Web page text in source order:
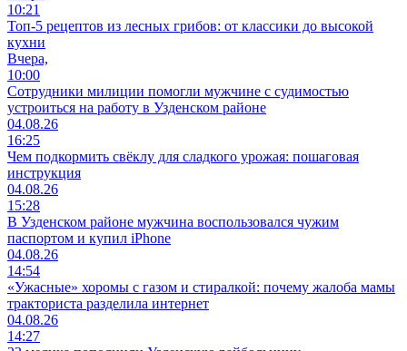
10:21
Топ-5 рецептов из лесных грибов: от классики до высокой
кухни
Вчера,
10:00
Сотрудники милиции помогли мужчине с судимостью
устроиться на работу в Узденском районе
04.08.26
16:25
Чем подкормить свёклу для сладкого урожая: пошаговая
инструкция
04.08.26
15:28
В Узденском районе мужчина воспользовался чужим
паспортом и купил iPhone
04.08.26
14:54
«Ужасные» хоромы с газом и стиралкой: почему жалоба мамы
тракториста разделила интернет
04.08.26
14:27